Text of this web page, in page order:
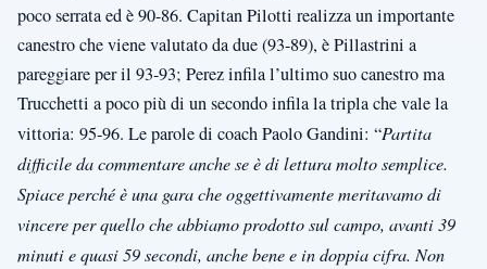
poco serrata ed è 90-86. Capitan Pilotti realizza un importante
canestro che viene valutato da due (93-89), è Pillastrini a
pareggiare per il 93-93; Perez infila l’ultimo suo canestro ma
Trucchetti a poco più di un secondo infila la tripla che vale la
vittoria: 95-96. Le parole di coach Paolo Gandini: “Partita
difficile da commentare anche se è di lettura molto semplice.
Spiace perché è una gara che oggettivamente meritavamo di
vincere per quello che abbiamo prodotto sul campo, avanti 39
minuti e quasi 59 secondi, anche bene e in doppia cifra. Non